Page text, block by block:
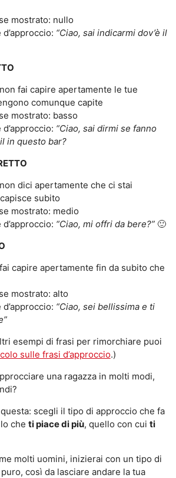
mostrato: nullo
“Ciao, sai indicarmi dov’è il
fai capire apertamente le tue
comunque capite
mostrato: basso
“Ciao, sai dirmi se fanno
in questo bar?
dici apertamente che ci stai
subito
mostrato: medio
“Ciao, mi offri da bere?”🙂
capire apertamente fin da subito che
mostrato: alto
“Ciao, sei bellissima e ti
esempi di frasi per rimorchiare puoi
sulle frasi d’approccio.)
una ragazza in molti modi,
scegli il tipo di approccio che fa
che ti piace di più, quello con cui ti
molti uomini, inizierai con un tipo di
così da lasciare andare la tua